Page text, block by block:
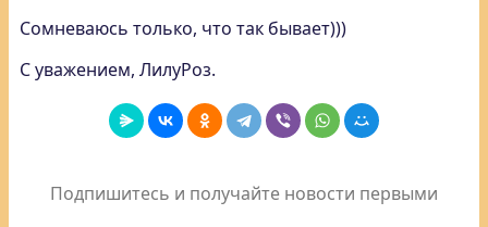
Сомневаюсь только, что так бывает)))
С уважением, ЛилуРоз.
Подпишитесь и получайте новости первыми